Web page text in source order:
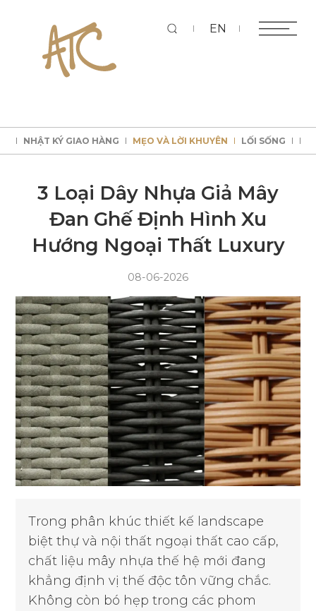
EN
NHẬT KÝ GIAO HÀNG
NHẬT KÝ GIAO HÀNG MẸO VÀ LỜI KHUYÊN LỐI SỐNG
3 Loại Dây Nhựa Giả Mây
Đan Ghế Định Hình Xu
Hướng Ngoại Thất Luxury
08-06-2026
Trong phân khúc thiết kế landscape
biệt thự và nội thất ngoại thất cao cấp,
chất liệu mây nhựa thế hệ mới đang
khẳng định vị thế độc tôn vững chắc.
Không còn bó hẹp trong các phom
Tìm